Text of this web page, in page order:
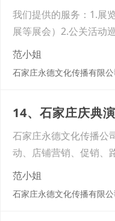
我们提供的服务：1.展
展等展会）2.公关活动
范小姐
石家庄永德文化传播有限公
14、石家庄庆典
石家庄永德文化传播公
动、店铺营销、促销、
范小姐
石家庄永德文化传播有限公